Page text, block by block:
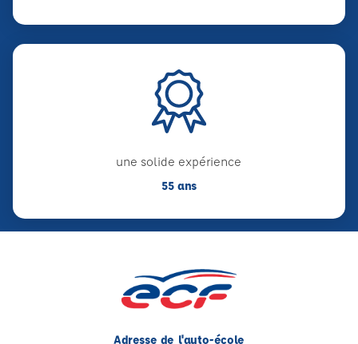
une solide expérience
55 ans
Adresse de l'auto-école